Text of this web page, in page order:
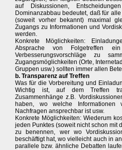
auf Diskussionen,
Dominanzabbau bedeutet, daß für
(soweit vorher bekannt) maximal
Zugangs zu Informationen und
werden.
Konkrete Möglichkeiten:
Absprache von Folgetreffen
Verbesserungsvorschläge zu
Zugangsmöglichkeiten (Orte,
Gruppen usw.) sollten immer allen
b. Transparenz auf Treffen
Was für die Vorbereitung und
Wichtig ist, auf dem Treffen
Zusammenhänge z.B.
haben, wo welche
Nachfragen ansprechbar ist usw.
Konkrete Möglichkeiten: Wiederum
jeden Punktes (soweit nicht schon mit
zu benennen, wer wo
beschäftigt hat, wo vielleicht auch in
parallele bzw. ähnliche Debatten